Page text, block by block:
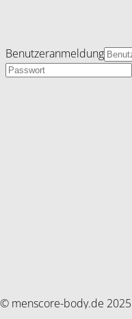
© menscore-body.de 2025
Benutzeranmeldung